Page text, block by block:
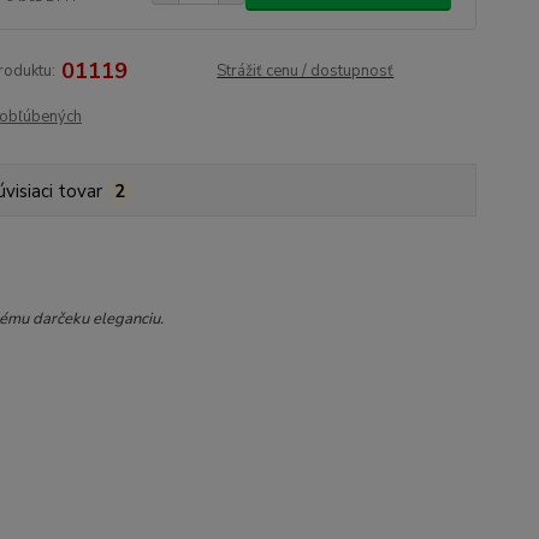
01119 Strážiť cenu / dostupnosť
tovar 2
darčeku eleganciu.